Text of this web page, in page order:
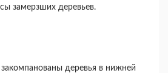
замерзших деревьев.
деревья в нижней